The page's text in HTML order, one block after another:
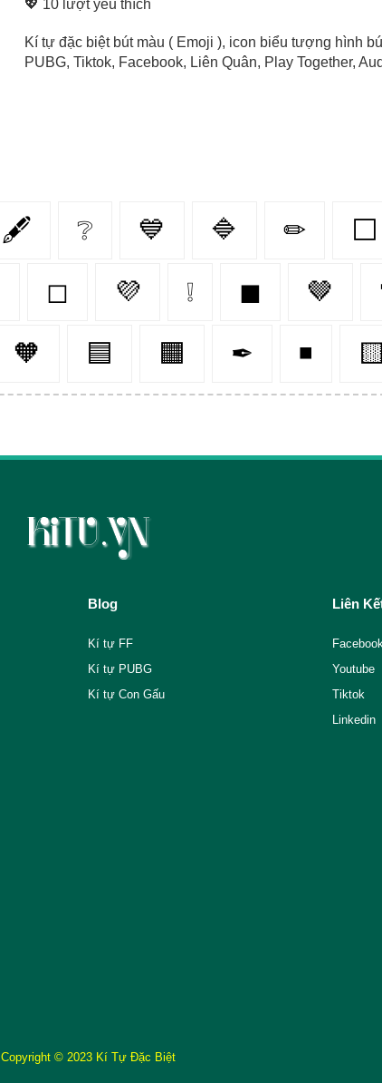
💖 10 lượt yêu thích
Kí tự đặc biệt bút màu ( Emoji ), icon biểu tượng hình
PUBG, Tiktok, Facebook, Liên Quân, Play Together,
🖋 ❔ 💙 🔷 ✏ ⬜
◻ 💜 ❕ ◼ 🤎
🧡 🟦 🟧 ✒ ◾ 🟨
Blog
Kí tự FF
Kí tự PUBG
Kí tự Con Gấu
Liên
Facebook
Youtube
Tiktok
Linkedin
Copyright © 2023 Kí Tự Đặc Biệt